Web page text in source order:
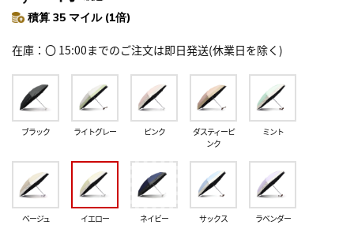
積算 35 マイル (1倍)
在庫 〇 15:00までのご注文は即日発送(休業日を除く)
ブラック ライトグレー ピンク
ダスティーピ
ンク
ミント
ベージュ イエロー ネイビー サックス ラベンダー